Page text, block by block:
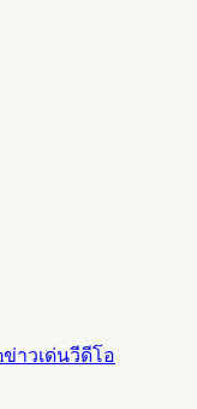
ข่าวเด่นวีดีโอ